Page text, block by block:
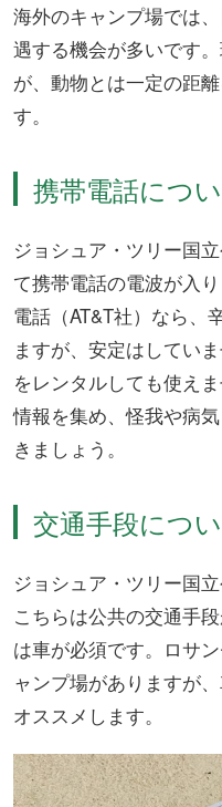
海外のキャンプ場では
遇する機会が多いです
が、動物とは一定の距
す。
携帯電話につ
ジョシュア・ツリー国
て携帯電話の電波が入
電話（AT&T社）なら、
ますが、安定はしてい
をレンタルしても使え
情報を集め、怪我や病
きましょう。
交通手段につ
ジョシュア・ツリー国
こちらは公共の交通手
は車が必須です。ロサ
ャンプ場がありますが
オススメします。